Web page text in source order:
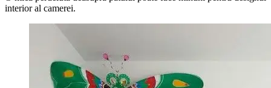
interior al camerei.